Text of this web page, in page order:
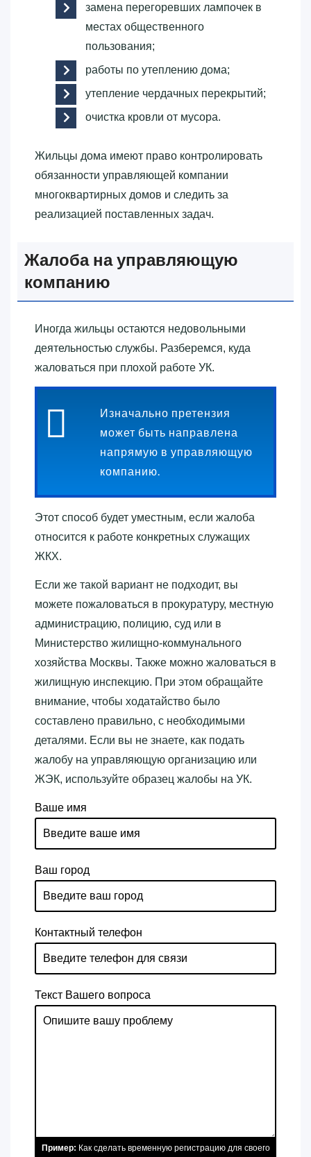
замена перегоревших лампочек в
местах общественного
пользования;
работы по утеплению дома;
утепление чердачных перекрытий;
очистка кровли от мусора.
Жильцы дома имеют право контролировать
обязанности управляющей компании
многоквартирных домов и следить за
реализацией поставленных задач.
Жалоба на управляющую
компанию
Иногда жильцы остаются недовольными
деятельностью службы. Разберемся, куда
жаловаться при плохой работе УК.
Изначально претензия
может быть направлена
напрямую в управляющую
компанию.
Этот способ будет уместным, если жалоба
относится к работе конкретных служащих
ЖКХ.
Если же такой вариант не подходит, вы
можете пожаловаться в прокуратуру, местную
администрацию, полицию, суд или в
Министерство жилищно-коммунального
хозяйства Москвы. Также можно жаловаться в
жилищную инспекцию. При этом обращайте
внимание, чтобы ходатайство было
составлено правильно, с необходимыми
деталями. Если вы не знаете, как подать
жалобу на управляющую организацию или
ЖЭК, используйте образец жалобы на УК.
Ваше имя
Ваш город
Контактный телефон
Текст Вашего вопроса
Пример: Как сделать временную регистрацию для своего